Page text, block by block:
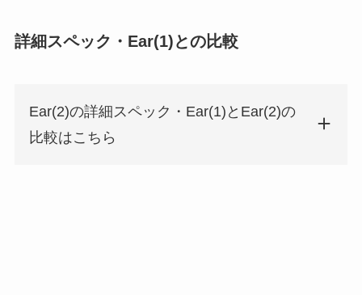
詳細スペック・Ear(1)との比較
Ear(2)の詳細スペック・Ear(1)とEar(2)の
比較はこちら